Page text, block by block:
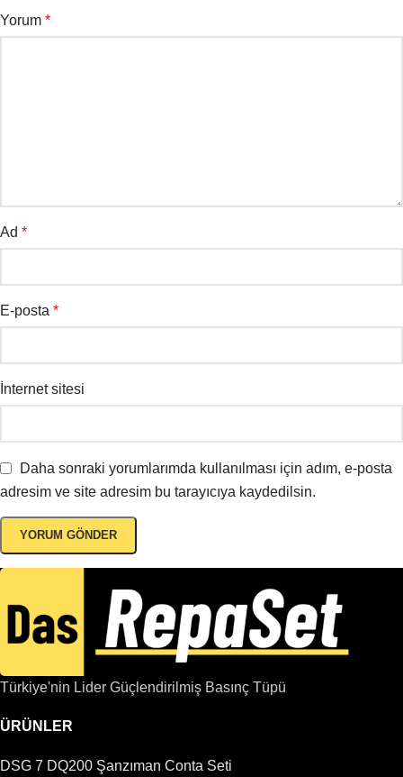
Yorum *
Ad *
E-posta *
İnternet sitesi
Daha sonraki yorumlarımda kullanılması için adım, e-posta
adresim ve site adresim bu tarayıcıya kaydedilsin.
Türkiye'nin Lider Güçlendirilmiş Basınç Tüpü
ÜRÜNLER
DSG 7 DQ200 Şanzıman Conta Seti